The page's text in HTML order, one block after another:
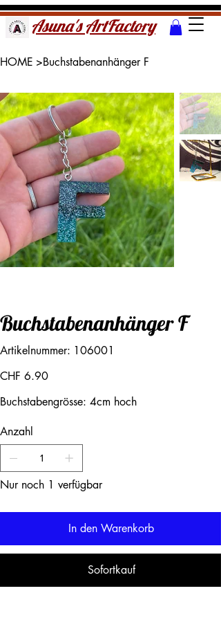
Asuna's ArtFactory
HOME >Buchstabenanhänger F
Buchstabenanhänger F
Artikelnummer:
Artikelnummer:
106001
106001
Preis
CHF 6.90
Buchstabengrösse: 4cm hoch
Anzahl
Nur noch 1 verfügbar
In den Warenkorb
Sofortkauf